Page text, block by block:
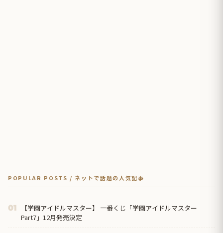
POPULAR POSTS / ネットで話題の人気記事
01
【学園アイドルマスター】 一番くじ「学園アイドルマスター
Part7」12月発売決定